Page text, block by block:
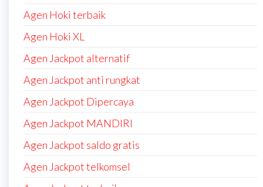
Agen Hoki terbaik
Agen Hoki XL
Agen Jackpot alternatif
Agen Jackpot anti rungkat
Agen Jackpot Dipercaya
Agen Jackpot MANDIRI
Agen Jackpot saldo gratis
Agen Jackpot telkomsel